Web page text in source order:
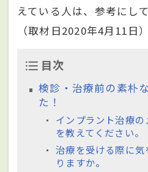
えている人は、参考にし
（取材日2020年4月11日）
目次
検診・治療前の素朴
た！
インプラント治療
を教えてください。
治療を受ける際に
りますか。